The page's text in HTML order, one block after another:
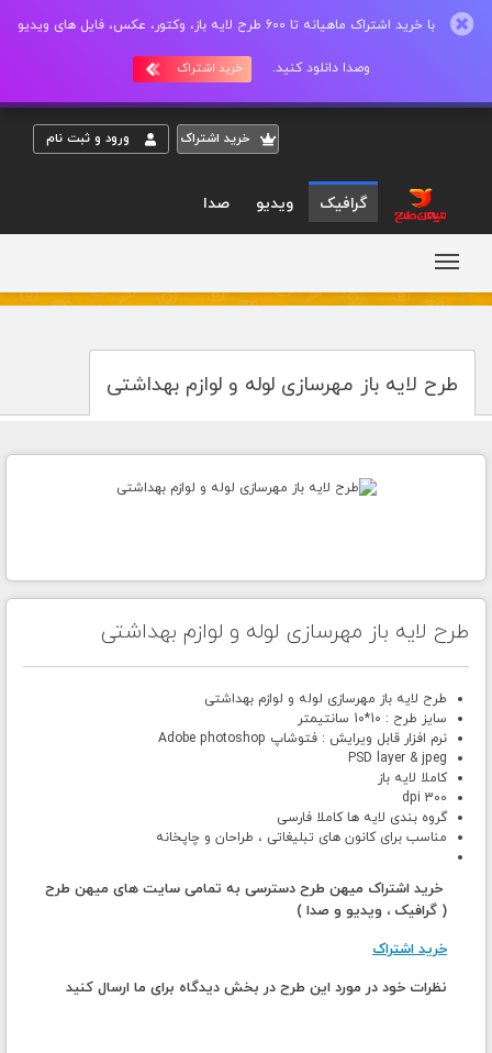
با خرید اشتراک ماهیانه تا 600 طرح لایه باز، وکتور، عکس، فایل های ویدیو
وصدا دانلود کنید. خرید اشتراک
خريد اشتراک ورود و ثبت نام
گرافیک ویدیو صدا
طرح لایه باز مهرسازی لوله و لوازم بهداشتی
طرح لایه باز مهرسازی لوله و لوازم بهداشتی
طرح لایه باز مهرسازی لوله و لوازم بهداشتی
سایز طرح : 10*10 سانتیمتر
نرم افزار قابل ویرایش : فتوشاپ Adobe photoshop
PSD layer & jpeg
کاملا لایه باز
300 dpi
گروه بندی لایه ها کاملا فارسی
مناسب برای کانون های تبلیغاتی ، طراحان و چاپخانه
خرید اشتراک میهن طرح دسترسی به تمامی سایت های میهن طرح
( گرافیک ، ویدیو و صدا )
خرید اشتراک
نظرات خود در مورد این طرح در بخش دیدگاه برای ما ارسال کنید